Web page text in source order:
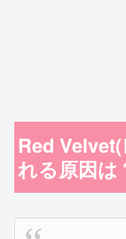
Red
れる原因は